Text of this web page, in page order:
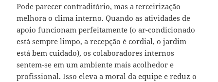
Pode parecer contraditório, mas a terceirização
melhora o clima interno. Quando as atividades de
apoio funcionam perfeitamente (o ar-condicionado
está sempre limpo, a recepção é cordial, o jardim
está bem cuidado), os colaboradores internos
sentem-se em um ambiente mais acolhedor e
profissional. Isso eleva a moral da equipe e reduz o